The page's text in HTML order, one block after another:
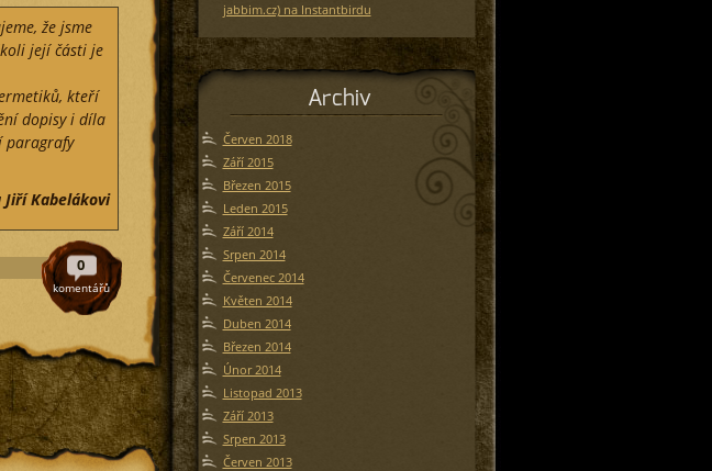
že jsme
její části je
kteří
dopisy i díla
paragrafy
Jiří Kabelákovi
0
komentářů
jabbim.cz) na Instantbirdu
Archiv
Červen 2018
Září 2015
Březen 2015
Leden 2015
Září 2014
Srpen 2014
Červenec 2014
Květen 2014
Duben 2014
Březen 2014
Únor 2014
Listopad 2013
Září 2013
Srpen 2013
Červen 2013